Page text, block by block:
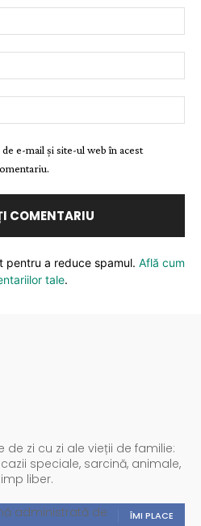
e-mail și site-ul web în acest
pentru a reduce spamul. Află cum
tale.
zi cu zi ale vieții de familie:
speciale, sarcină, animale,
liber.
ÎMI PLACE
administrată de